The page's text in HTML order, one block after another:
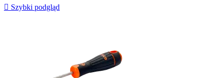
 Szybki podgląd